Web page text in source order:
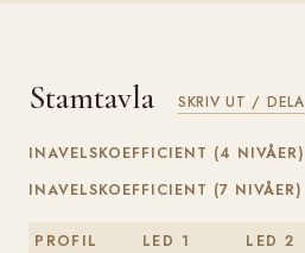
Stamtavla SKRIV UT / DELA
INAVELSKOEFFICIENT (4 NIVÅER)
INAVELSKOEFFICIENT (7 NIVÅER)
PROFIL LED 1 LED 2